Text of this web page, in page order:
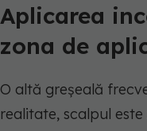
Aplicarea
zona de
O altă greșeală
realitate, scalpul